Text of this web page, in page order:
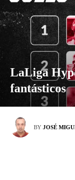
LaLiga
fantásticos
BY JOSÉ